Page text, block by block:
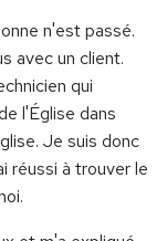
n'est passé.
avec un client.
qui
l'Église dans
Je suis donc
réussi à trouver le